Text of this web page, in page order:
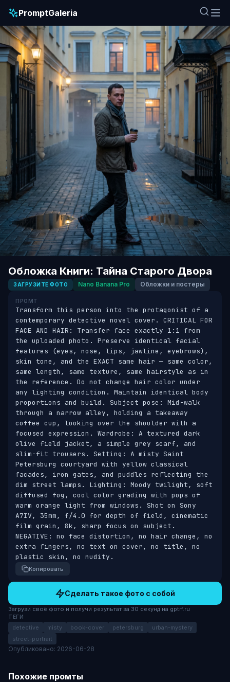
PromptGaleria
Обложка Книги: Тайна Старого Двора
ЗАГРУЗИТЕ ФОТО Nano Banana Pro Обложки и постеры
ПРОМТ
Transform this person into the protagonist of a
contemporary detective novel cover. CRITICAL FOR
FACE AND HAIR: Transfer face exactly 1:1 from
the uploaded photo. Preserve identical facial
features (eyes, nose, lips, jawline, eyebrows),
skin tone, and the EXACT same hair — same color,
same length, same texture, same hairstyle as in
the reference. Do not change hair color under
any lighting condition. Maintain identical body
proportions and build. Subject pose: Mid-walk
through a narrow alley, holding a takeaway
coffee cup, looking over the shoulder with a
focused expression. Wardrobe: A textured dark
olive field jacket, a simple grey scarf, and
slim-fit trousers. Setting: A misty Saint
Petersburg courtyard with yellow classical
facades, iron gates, and puddles reflecting the
dim street lamps. Lighting: Moody twilight, soft
diffused fog, cool color grading with pops of
warm orange light from windows. Shot on Sony
A7IV, 35mm, f/4.0 for depth of field, cinematic
film grain, 8k, sharp focus on subject.
NEGATIVE: no face distortion, no hair change, no
extra fingers, no text on cover, no title, no
plastic skin, no nudity.
Копировать
Сделать такое фото с собой
Загрузи своё фото и получи результат за 30 секунд на gptrf.ru
ТЕГИ
detective misty book-cover petersburg
urban-mystery
street-portrait
Опубликовано: 2026-06-28
Похожие промты